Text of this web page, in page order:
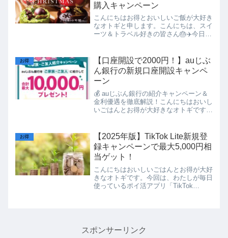
購入キャンペーン
こんにちはお得とおいしいご飯が大好き
なオトギと申します。こんにちは、スイ
ーツ＆トラベル好きの皆さん🎂✈️今日
て、 クリスマスケーキ予約でポイント8
倍＋ホテル宿泊券に交換...
お得
【口座開設で2000円！】auじぶ
ん銀行の新規口座開設キャンペ
ーン
💰 auじぶん銀行の紹介キャンペーン＆
金利優遇を徹底解説！こんにちはおいし
いごはんとお得が大好きなオトギです！
通預金金利のプレミアム優遇について紹
介します。新規口座開設...
お得
【2025年版】TikTok Lite新規登
録キャンペーンで最大5,000円相
当ゲット！
こんにちはおいしいごはんとお得が大好
きなオトギです。今回は、わたしが毎日
使っているポイ活アプリ「TikTok
スポンサーリンク